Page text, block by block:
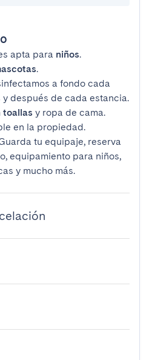
apta para niños.
.
a fondo cada
después de cada estancia.
toallas y ropa de cama.
en la propiedad.
tu equipaje, reserva
equipamiento para niños,
y mucho más.